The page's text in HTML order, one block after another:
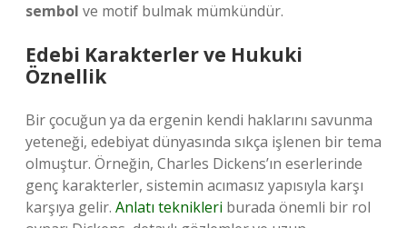
sembol ve motif bulmak mümkündür.
Edebi Karakterler ve Hukuki
Öznellik
Bir çocuğun ya da ergenin kendi haklarını savunma
yeteneği, edebiyat dünyasında sıkça işlenen bir tema
olmuştur. Örneğin, Charles Dickens’ın eserlerinde
genç karakterler, sistemin acımasız yapısıyla karşı
karşıya gelir. Anlatı teknikleri burada önemli bir rol